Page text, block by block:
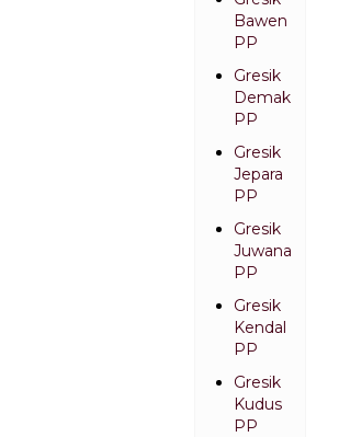
Bawen
PP
Gresik
Demak
PP
Gresik
Jepara
PP
Gresik
Juwana
PP
Gresik
Kendal
PP
Gresik
Kudus
PP